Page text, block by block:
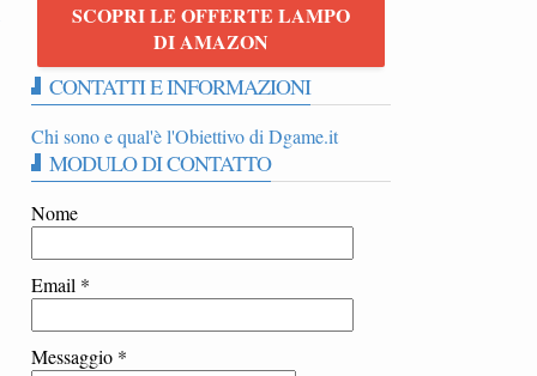
SCOPRI LE OFFERTE LAMPO
DI AMAZON
CONTATTI E INFORMAZIONI
Chi sono e qual'è l'Obiettivo di Dgame.it
MODULO DI CONTATTO
Nome
Email *
Messaggio *